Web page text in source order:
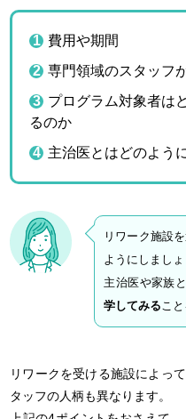
費用や期間
専門領域のスタッフ
プログラム対象者は
るのか
主治医とはどのよう
リワーク施設
ようにしましょ
主治医や家族
学してみるこ
リワークを受ける施設によっ
タッフの人柄も異なります。